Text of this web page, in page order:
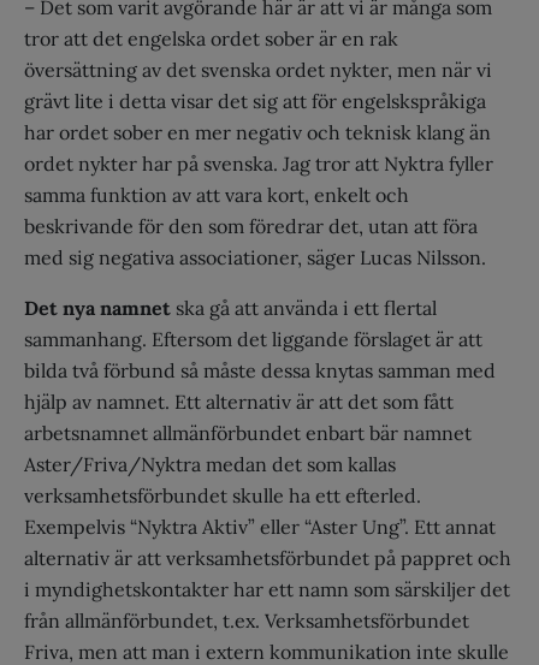
– Det som varit avgörande här är att vi är många som
tror att det engelska ordet sober är en rak
översättning av det svenska ordet nykter, men när vi
grävt lite i detta visar det sig att för engelskspråkiga
har ordet sober en mer negativ och teknisk klang än
ordet nykter har på svenska. Jag tror att Nyktra fyller
samma funktion av att vara kort, enkelt och
beskrivande för den som föredrar det, utan att föra
med sig negativa associationer, säger Lucas Nilsson.
Det nya namnet ska gå att använda i ett flertal
sammanhang. Eftersom det liggande förslaget är att
bilda två förbund så måste dessa knytas samman med
hjälp av namnet. Ett alternativ är att det som fått
arbetsnamnet allmänförbundet enbart bär namnet
Aster/Friva/Nyktra medan det som kallas
verksamhetsförbundet skulle ha ett efterled.
Exempelvis “Nyktra Aktiv” eller “Aster Ung”. Ett annat
alternativ är att verksamhetsförbundet på pappret och
i myndighetskontakter har ett namn som särskiljer det
från allmänförbundet, t.ex. Verksamhetsförbundet
Friva, men att man i extern kommunikation inte skulle